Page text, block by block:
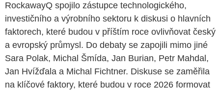
RockawayQ spojilo zástupce technologického,
investičního a výrobního sektoru k diskusi o hlavních
faktorech, které budou v příštím roce ovlivňovat český
a evropský průmysl. Do debaty se zapojili mimo jiné
Sara Polak, Michal Šmída, Jan Burian, Petr Mahdal,
Jan Hvížďala a Michal Fichtner. Diskuse se zaměřila
na klíčové faktory, které budou v roce 2026 formovat